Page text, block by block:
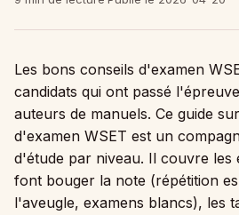
Les bons conseils d'examen
candidats qui ont passé
auteurs de manuels. Ce guide
d'examen WSET est un
d'étude par niveau. Il couvre les
font bouger la note (répétition
l'aveugle, examens blancs), les